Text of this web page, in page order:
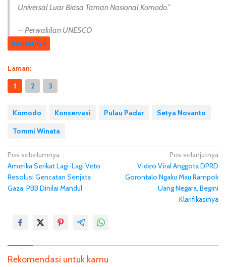
Universal Luar Biasa Taman Nasional Komodo.”
— Perwakilan UNESCO
Berikutnya
Laman:
1
2 3
Komodo Konservasi Pulau Padar
Setya Novanto
Tommi Winata
N
a
v
i
Pos sebelumnya
Amerika Serikat Lagi-Lagi Veto
Resolusi Gencatan Senjata
Gaza, PBB Dinilai Mandul
Pos selanjutnya
Video Viral Anggota DPRD
Gorontalo Ngaku Mau Rampok
Uang Negara, Begini
Klarifikasinya
Rekomendasi untuk kamu